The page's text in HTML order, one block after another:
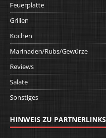
Feuerplatte
Grillen
Kochen
Marinaden/Rubs/Gewürze
Reviews
Salate
Sonstiges
HINWEIS ZU PARTNERLINKS